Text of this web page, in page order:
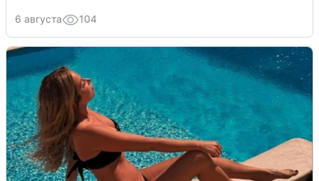
6 августа 104